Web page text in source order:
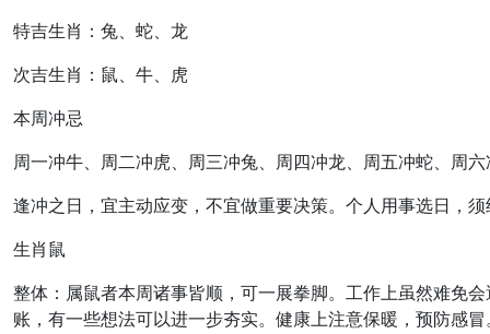
特吉生肖：兔、蛇、龙
次吉生肖：鼠、牛、虎
本周冲忌
周一冲牛、周二冲虎、周三冲兔、周四冲龙、周五冲蛇、周
逢冲之日，宜主动应变，不宜做重要决策。个人用事选日，
生肖鼠
整体：属鼠者本周诸事皆顺，可一展拳脚。工作上虽然难免
账，有一些想法可以进一步夯实。健康上注意保暖，预防感